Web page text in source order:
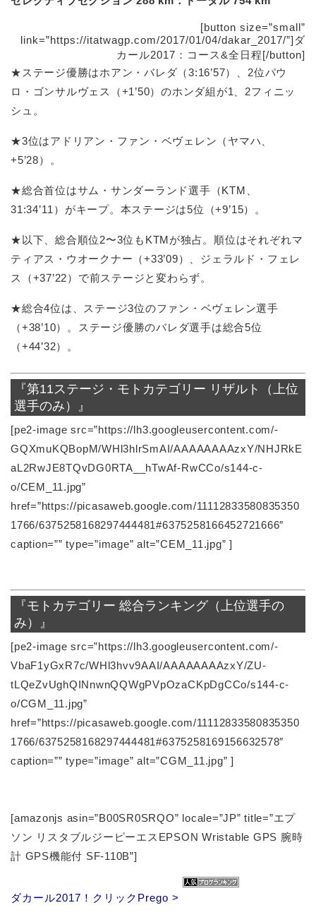
[button size=”small”
link=”https://itatwagp.com/2017/01/04/dakar_2017/”]ダ
カール2017：コース&全日程[/button]
★ステージ優勝はホアン・バレダ（3:16’57）、2位パウ
ロ・ゴンサルヴェス（+1’50）のホンダ組が1、2フィニッ
シュ。
★3位はアドリアン・ファン・ベヴェレン（ヤマハ、
+5’28）。
★総合首位はサム・サンダーランド選手（KTM、
31:34’11）がキープ。本ステージは5位（+9’15）。
★以下、総合順位2〜3位もKTMが独占。順位はそれぞれマ
ティアス・ウオークナー（+33’09）、ジェラルド・フェレ
ス（+37’22）で前ステージと変わらず。
★総合4位は、ステージ3位のファン・ベヴェレン選手
（+38’10）。ステージ優勝のバレダ選手は総合5位
（+44’32）。
『第11ステージ・モトカテゴリー リザルト（上位
選手のみ）』
[pe2-image src=”https://lh3.googleusercontent.com/-
GQXmuKQBopM/WHl3hlrSmAI/AAAAAAAAzxY/NHJRkE
aL2RwJE8TQvDG0RTA__hTwAf-RwCCo/s144-c-
o/CEM_11.jpg”
href=”https://picasaweb.google.com/11112833580835350
1766/6375258168297444481#6375258166452721666″
caption=”” type=”image” alt=”CEM_11.jpg” ]
『モトカテゴリー 総合ランキング（上位選手の
み）』
[pe2-image src=”https://lh3.googleusercontent.com/-
VbaF1yGxR7c/WHl3hvv9AAI/AAAAAAAAzxY/ZU-
tLQeZvUghQINnwnQQWgPVpOzaCKpDgCCo/s144-c-
o/CGM_11.jpg”
href=”https://picasaweb.google.com/11112833580835350
1766/6375258168297444481#6375258169156632578″
caption=”” type=”image” alt=”CGM_11.jpg” ]
[amazonjs asin=”B00SR0SRQO” locale=”JP” title=”エプ
ソン リスタブルジーピーエスEPSON Wristable GPS 腕時
計 GPS機能付 SF-110B”]
ダカール2017！クリックPrego >